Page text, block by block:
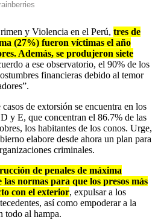
y Violencia en el Perú, tres de
(27%) fueron víctimas el año
Además, se produjeron siete
a ese observatorio, el 90% de los
financieras debido al temor
de extorsión se encuentra en los
y E, que concentran el 86.7% de las
los habitantes de los conos. Urge,
elabore desde ahora un plan para
criminales.
de penales de máxima
normas para que los presos más
con el exterior, expulsar a los
así como empoderar a la
todo al hampa.